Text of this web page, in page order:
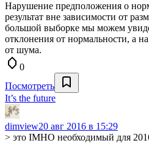
Нарушение предположения о
результат вне зависимости от
большой выборке мы можем
отклонения от нормальности, а
от шума.
0
Посмотреть
It’s the future
dimview20 авг 2016 в 15:29
> это IMHO необходимый для